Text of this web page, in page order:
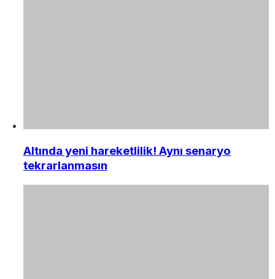
Altında yeni hareketlilik! Aynı senaryo
tekrarlanmasın